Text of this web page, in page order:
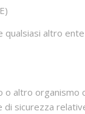
qualsiasi altro
o altro
sicurezza